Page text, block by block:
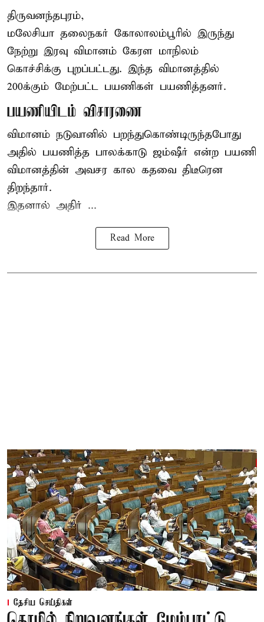
திருவனந்தபுரம்,
மலேசியா தலைநகர் கோலாலம்பூரில் இருந்து
நேற்று இரவு விமானம் கேரள மாநிலம்
கொச்சிக்கு புறப்பட்டது. இந்த விமானத்தில்
200க்கும் மேற்பட்ட பயணிகள் பயணித்தனர்.
பயணியிடம் விசாரணை
விமானம் நடுவானில் பறந்துகொண்டிருந்தபோது
அதில் பயணித்த பாலக்காடு ஜம்ஷீர் என்ற பயணி
விமானத்தின் அவசர கால கதவை திடீரென
திறந்தார்.
இதனால் அதிர் ...
Read More
தேசிய செய்திகள்